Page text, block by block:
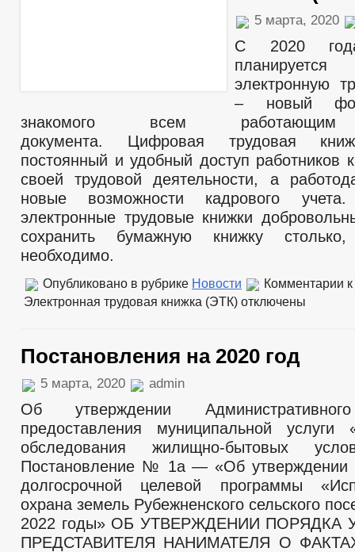
5 марта, 2020
С 2020
электронную
– новый
знакомого всем работающим
документа. Цифровая трудовая
постоянный и удобный доступ работников
своей трудовой деятельности, а
новые возможности кадрового
электронные трудовые книжки
сохранить бумажную книжку
необходимо.
Опубликовано в рубрике Новости Комментарии
Электронная трудовая книжка (ЭТК) отключены
Постановления на 2020 год
5 марта, 2020 admin
Об утверждении
предоставления муниципальной услуги
обследования жилищно-бытовых
Постановление № 1а — «Об утверждении
долгосрочной целевой программы
охрана земель Рубежненского сельского
2022 годы» ОБ УТВЕРЖДЕНИИ ПОРЯДКА
ПРЕДСТАВИТЕЛЯ НАНИМАТЕЛЯ О